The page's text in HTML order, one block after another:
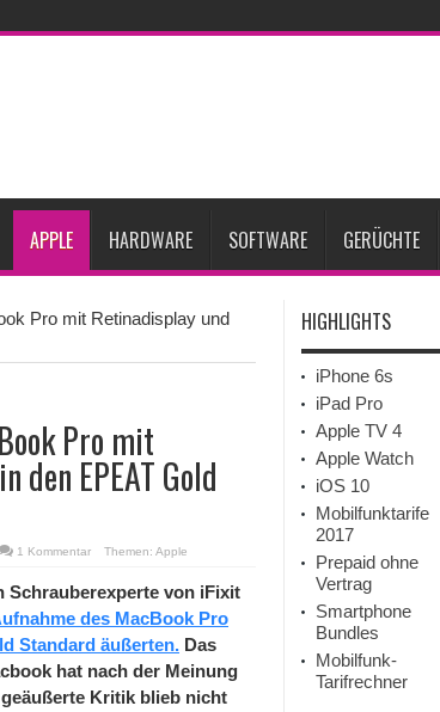
könnte das nächste große Gesundheits-Gadget werden
APPLE HARDWARE SOFTWARE GERÜCHTE
Pro mit Retinadisplay und
Pro mit
EPEAT Gold
1 Kommentar Themen: Apple
Schrauberexperte von iFixit
des MacBook Pro
Standard äußerten. Das
hat nach der Meinung
Kritik blieb nicht
HIGHLIGHTS
iPhone 6s
iPad Pro
Apple TV 4
Apple Watch
iOS 10
Mobilfunktarife
2017
Prepaid ohne
Vertrag
Smartphone
Bundles
Mobilfunk-
Tarifrechner